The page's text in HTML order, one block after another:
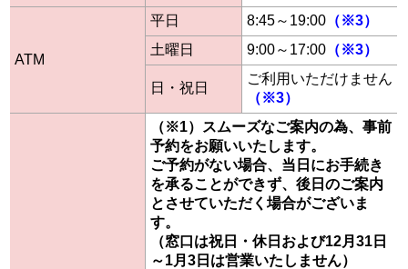
ATM
平日 8:45～19:00 （※3）
土曜日
9:00～17:00 （※3）
日・祝日
ご利用いただけません
（※3）
（※1）スムーズなご案内の為、事前
予約をお願いいたします。
ご予約がない場合、当日にお手続き
を承ることができず、後日のご案内
とさせていただく場合がございま
す。
（窓口は祝日・休日および12月31日
～1月3日は営業いたしません）